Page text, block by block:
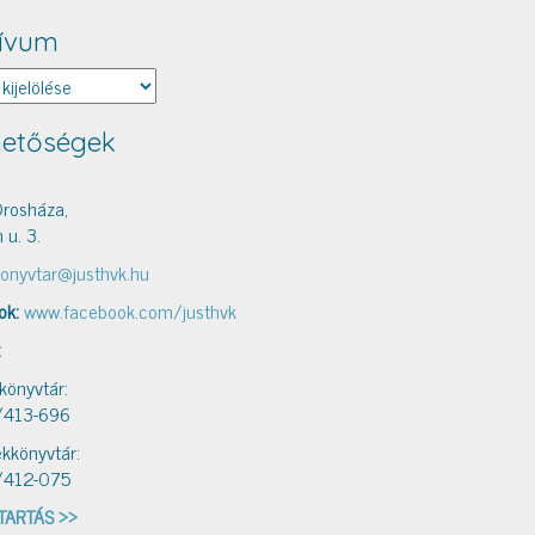
u. 3.
www.facebook.com/justhvk
696
075
>>